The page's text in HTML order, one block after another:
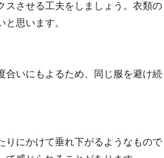
スさせる工夫をしましょう。衣類の
思います。
合いにもよるため、同じ服を避け続
りにかけて垂れ下がるようなもので